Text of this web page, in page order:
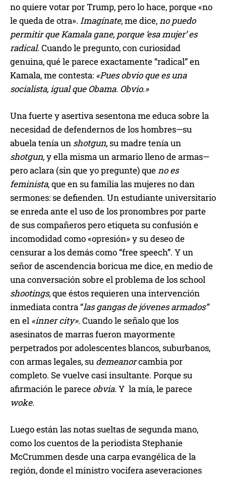
no quiere votar por Trump, pero lo hace, porque «no
le queda de otra». Imagínate, me dice,no puedo
permitir que Kamala gane, porque ‘esa mujer’ es
radical.Cuando le pregunto, con curiosidad
genuina, qué le parece exactamente “radical” en
Kamala, me contesta: «Pues obvio que es una
socialista, igual que Obama. Obvio.»
Una fuerte y asertiva sesentona me educa sobre la
necesidad de defendernos de los hombres—su
abuela tenía un shotgun, su madre tenía un
shotgun,y ella misma un armario lleno de armas—
pero aclara (sin que yo pregunte) queno es
feminista, que en su familia las mujeres no dan
sermones: se defienden. Un estudiante universitario
se enreda ante el uso de los pronombres por parte
de sus compañeros pero etiqueta su confusión e
incomodidad como «opresión» y su deseo de
censurar a los demás como “free speech”. Y un
señor de ascendencia boricua me dice, en medio de
una conversación sobre el problema de los school
shootings, que éstos requieren una intervención
inmediata contra “las gangas de jóvenes armados”
en el «inner city». Cuando le señalo que los
asesinatos de marras fueron mayormente
perpetrados por adolescentes blancos, suburbanos,
con armas legales, su demeanorcambia por
completo. Se vuelve casi insultante. Porque su
afirmación le parece obvia. Y la mía, le parece
woke.
Luego están las notas sueltas de segunda mano,
como los cuentos de la periodista Stephanie
McCrummen desde una carpa evangélica de la
región, donde el ministro vocifera aseveraciones